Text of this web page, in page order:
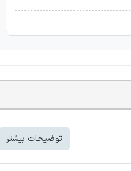
توضیحات بیشتر